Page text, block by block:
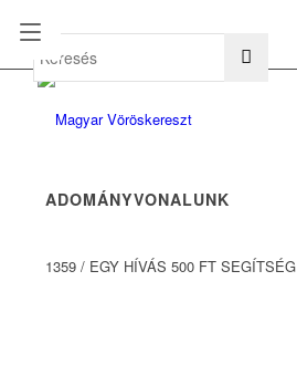
ADOMÁNYVONALUNK
1359 / EGY HÍVÁS 500 FT SEGÍTSÉG